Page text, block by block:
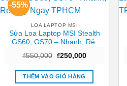
-55%
LOA LAPTOP MSI
Sửa Loa Laptop MSI Stealth
GS60, GS70 – Nhanh, Rẻ,
₫550,000 Giá
là:
₫550,000.
₫250,000Giá
tại
₫250,000.
THÊM VÀO GIỎ HÀNG